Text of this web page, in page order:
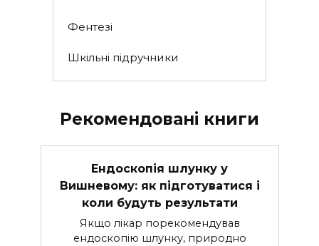
Фентезі
Шкільні підручники
Рекомендовані книги
Ендоскопія шлунку у
Вишневому: як підготуватися і
коли будуть результати
Якщо лікар порекомендував
ендоскопію шлунку, природно